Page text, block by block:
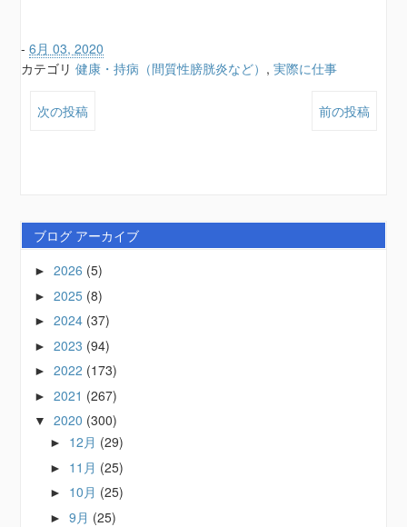
-6月 03, 2020
カテゴリ健康・持病（間質性膀胱炎など） ,実際に仕事
次の投稿 前の投稿
ブログ アーカイブ
►2026 (5)
►2025 (8)
►2024 (37)
►2023 (94)
►2022 (173)
►2021 (267)
▼2020 (300)
► 12月 (29)
► 11月 (25)
► 10月 (25)
►9月 (25)